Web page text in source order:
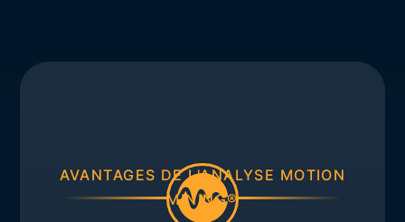
AVANTAGES DE L'ANALYSE MOTION
MINING®